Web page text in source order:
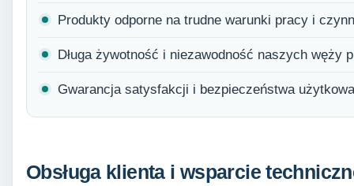
Produkty odporne na trudne warunki pracy i
Długa żywotność i niezawodność naszych węży
Gwarancja satysfakcji i bezpieczeństwa
Obsługa klienta i wsparcie